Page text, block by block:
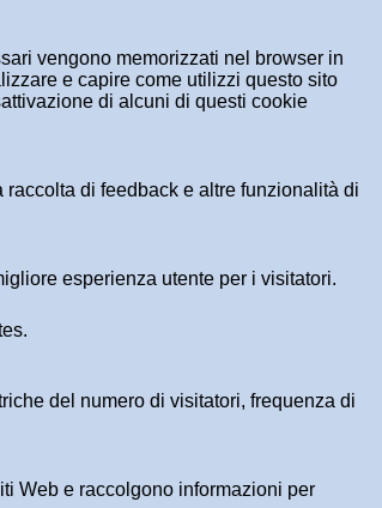
vengono memorizzati nel browser in
e capire come utilizzi questo sito
di alcuni di questi cookie
di feedback e altre funzionalità di
esperienza utente per i visitatori.
del numero di visitatori, frequenza di
Web e raccolgono informazioni per